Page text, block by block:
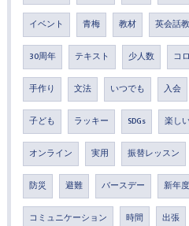
イベント 青梅 教材 英会話
30周年 テキスト 少人数 コ
手作り 文法 いつでも 入会
子ども ラッキー SDGs 楽し
オンライン 実用 振替レッスン
防災 避難 バースデー 新年度
コミュニケーション 時間 出張